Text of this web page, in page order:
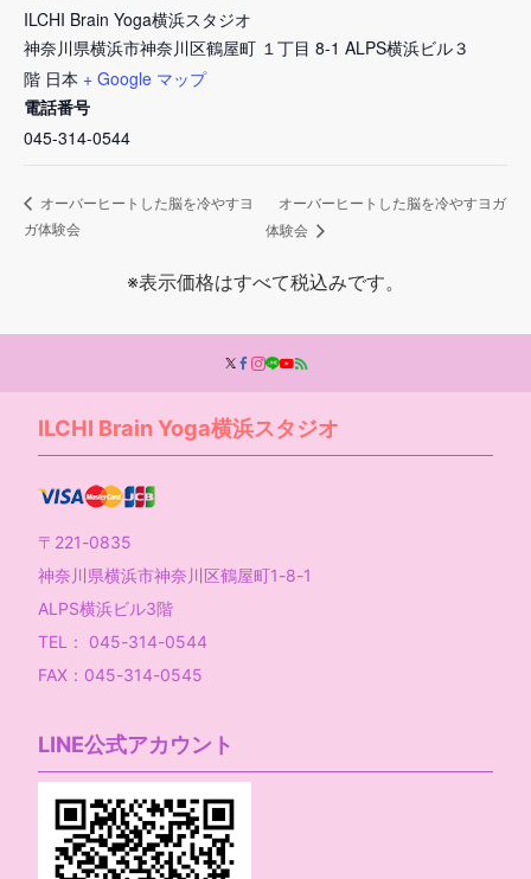
ILCHI Brain Yoga横浜スタジオ
神奈川県横浜市神奈川区鶴屋町 １丁目 8-1 ALPS横浜ビル３
階 日本 + Google マップ
電話番号
045-314-0544
オーバーヒートした脳を冷やすヨ
ガ体験会
オーバーヒートした脳を冷やすヨガ
体験会
※表示価格はすべて税込みです。
ILCHI Brain Yoga横浜スタジオ
〒221-0835
神奈川県横浜市神奈川区鶴屋町1-8-1
ALPS横浜ビル3階
TEL： 045-314-0544
FAX：045-314-0545
LINE公式アカウント